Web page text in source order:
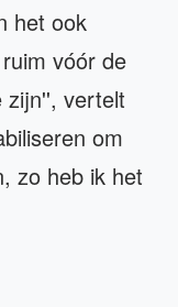
het ook
vóór de
zijn'', vertelt
om
zo heb ik het